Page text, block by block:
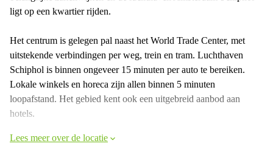
ligt op een kwartier rijden.
Het centrum is gelegen pal naast het World Trade Center, met
uitstekende verbindingen per weg, trein en tram. Luchthaven
Schiphol is binnen ongeveer 15 minuten per auto te bereiken.
Lokale winkels en horeca zijn allen binnen 5 minuten
loopafstand. Het gebied kent ook een uitgebreid aanbod aan
hotels.
Lees meer over de locatie